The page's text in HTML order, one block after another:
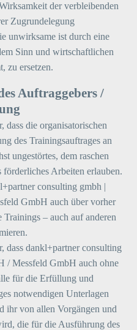
der verbleibenden
Zugrundelegung
unwirksame ist durch eine
Sinn und wirtschaftlichen
zu ersetzen.
Auftraggebers /
dass die organisatorischen
des Trainingsauftrages an
ungestörtes, dem raschen
förderliches Arbeiten erlauben.
consulting gmbh |
GmbH auch über vorher
– auch auf anderen
dass dankl+partner consulting
/ Messfeld GmbH auch ohne
für die Erfüllung und
notwendigen Unterlagen
ihr von allen Vorgängen und
die für die Ausführung des